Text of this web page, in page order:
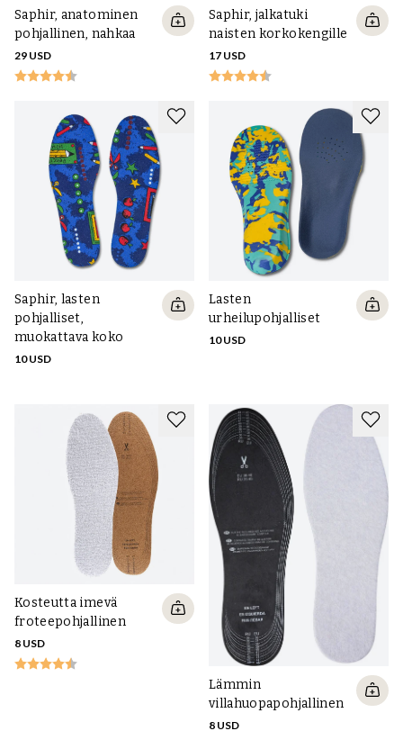
Saphir, anatominen
pohjallinen, nahkaa
29 USD
Saphir, jalkatuki
naisten korkokengille
17 USD
Saphir, lasten
pohjalliset,
muokattava koko
10 USD
Lasten
urheilupohjalliset
10 USD
Kosteutta imevä
froteepohjallinen
8 USD
Lämmin
villahuopapohjallinen
8 USD